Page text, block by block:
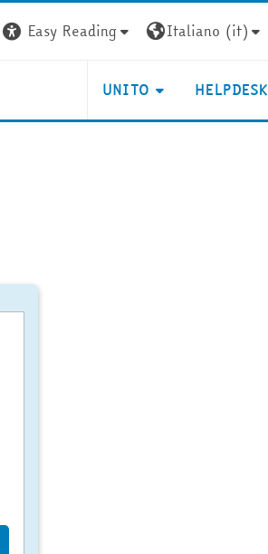
Easy Reading
Italiano ‎(it)‎
UNITO HELPDESK